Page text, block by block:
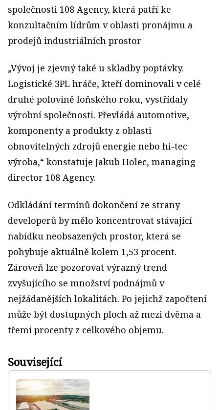
společnosti 108 Agency, která patří ke
konzultačním lídrům v oblasti pronájmu a
prodejů industriálních prostor
„Vývoj je zjevný také u skladby poptávky.
Logistické 3PL hráče, kteří dominovali v celé
druhé polovině loňského roku, vystřídaly
výrobní společnosti. Převládá automotive,
komponenty a produkty z oblasti
obnovitelných zdrojů energie nebo hi-tec
výroba,“ konstatuje Jakub Holec, managing
director 108 Agency.
Odkládání termínů dokončení ze strany
developerů by mělo koncentrovat stávající
nabídku neobsazených prostor, která se
pohybuje aktuálně kolem 1,53 procent.
Zároveň lze pozorovat výrazný trend
zvyšujícího se množství podnájmů v
nejžádanějších lokalitách. Po jejichž započtení
může být dostupných ploch až mezi dvěma a
třemi procenty z celkového objemu.
Související